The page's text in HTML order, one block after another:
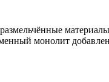
монолит